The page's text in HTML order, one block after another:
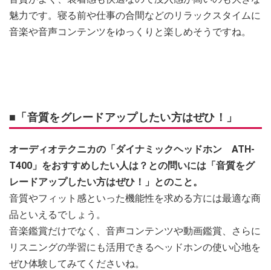
魅力です。寝る前や仕事の合間などのリラックスタイムに
音楽や音声コンテンツをゆっくりと楽しめそうですね。
■「音質をグレードアップしたい方はぜひ！」
オーディオテクニカの「ダイナミックヘッドホン ATH-
T400」をおすすめしたい人は？との問いには「音質をグ
レードアップしたい方はぜひ！」とのこと。
音質やフィット感といった機能性を求める方には最適な商
品といえるでしょう。
音楽鑑賞だけでなく、音声コンテンツや動画鑑賞、さらに
リスニングの学習にも活用できるヘッドホンの使い心地を
ぜひ体験してみてくださいね。